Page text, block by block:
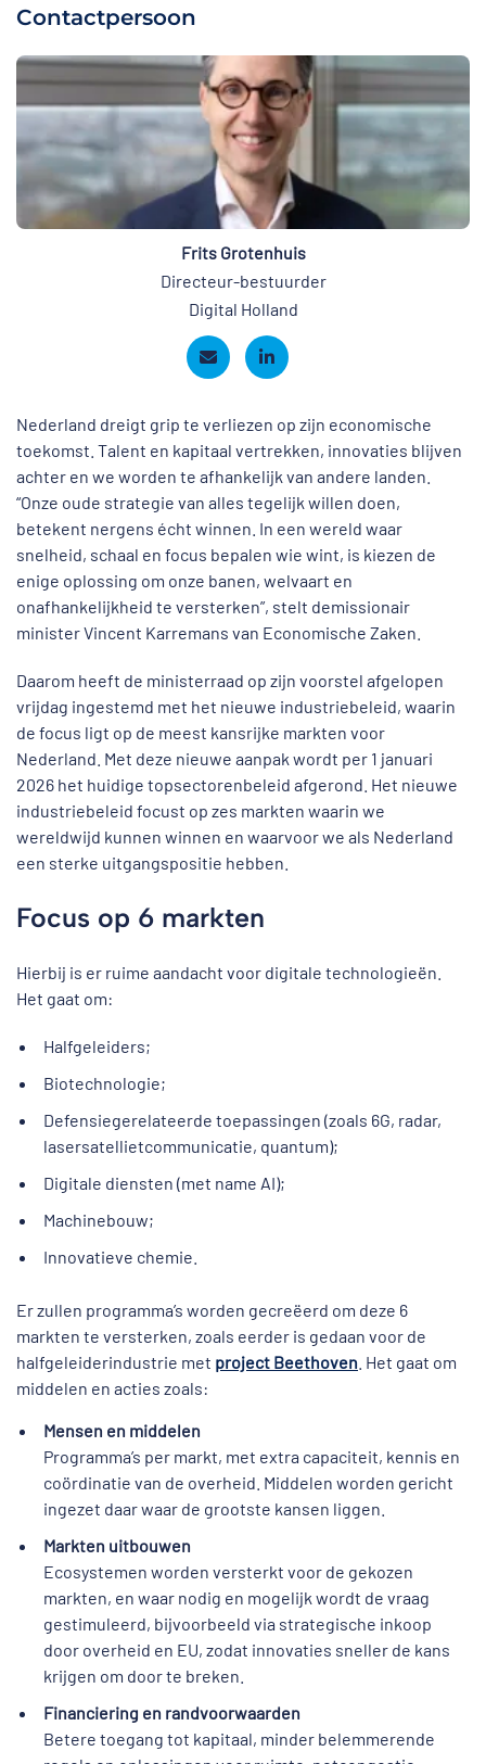
Contactpersoon
Frits Grotenhuis
Directeur-bestuurder
Digital Holland
Nederland dreigt grip te verliezen op zijn economische
toekomst. Talent en kapitaal vertrekken, innovaties blijven
achter en we worden te afhankelijk van andere landen.
“Onze oude strategie van alles tegelijk willen doen,
betekent nergens écht winnen. In een wereld waar
snelheid, schaal en focus bepalen wie wint, is kiezen de
enige oplossing om onze banen, welvaart en
onafhankelijkheid te versterken”, stelt demissionair
minister Vincent Karremans van Economische Zaken.
Daarom heeft de ministerraad op zijn voorstel afgelopen
vrijdag ingestemd met het nieuwe industriebeleid, waarin
de focus ligt op de meest kansrijke markten voor
Nederland. Met deze nieuwe aanpak wordt per 1 januari
2026 het huidige topsectorenbeleid afgerond. Het nieuwe
industriebeleid focust op zes markten waarin we
wereldwijd kunnen winnen en waarvoor we als Nederland
een sterke uitgangspositie hebben.
Focus op 6 markten
Hierbij is er ruime aandacht voor digitale technologieën.
Het gaat om:
Halfgeleiders;
Biotechnologie;
Defensiegerelateerde toepassingen (zoals 6G, radar,
lasersatellietcommunicatie, quantum);
Digitale diensten (met name AI);
Machinebouw;
Innovatieve chemie.
Er zullen programma’s worden gecreëerd om deze 6
markten te versterken, zoals eerder is gedaan voor de
halfgeleiderindustrie met project Beethoven . Het gaat om
middelen en acties zoals:
Mensen en middelen
Programma’s per markt, met extra capaciteit, kennis en
coördinatie van de overheid. Middelen worden gericht
ingezet daar waar de grootste kansen liggen.
Markten uitbouwen
Ecosystemen worden versterkt voor de gekozen
markten, en waar nodig en mogelijk wordt de vraag
gestimuleerd, bijvoorbeeld via strategische inkoop
door overheid en EU, zodat innovaties sneller de kans
krijgen om door te breken.
Financiering en randvoorwaarden
Betere toegang tot kapitaal, minder belemmerende